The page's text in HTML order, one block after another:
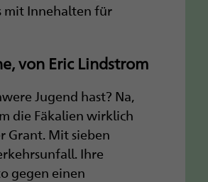
mit Innehalten für
von Eric Lindstrom
­Jugend hast? Na,
die Fäkalien wirklich
Grant. Mit sieben
Ihre
gegen einen